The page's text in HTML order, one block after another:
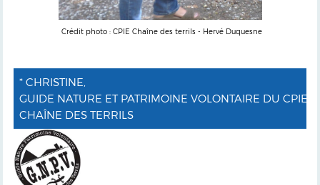
Crédit photo : CPIE Chaîne des terrils - Hervé Duquesne
* CHRISTINE,
GUIDE NATURE ET PATRIMOINE VOLONTAIRE DU CPIE
CHAÎNE DES TERRILS